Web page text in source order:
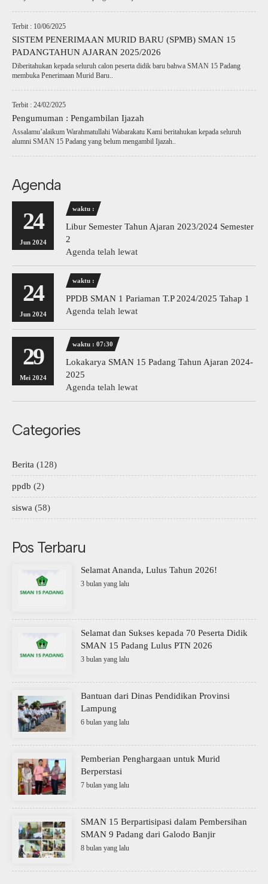
Terbit : 10/06/2025
SISTEM PENERIMAAN MURID BARU (SPMB) SMAN 15
PADANGTAHUN AJARAN 2025/2026
Diberitahukan kepada seluruh calon peserta didik baru bahwa SMAN 15 Padang
membuka Penerimaan Murid Baru..
Terbit : 24/02/2025
Pengumuman : Pengambilan Ijazah
Assalamu’alaikum Warahmatullahi Wabarakatu Kami beritahukan kepada seluruh
alumni SMAN 15 Padang yang belum mengambil Ijazah..
Agenda
24
Jun 2024
waktu :
Libur Semester Tahun Ajaran 2023/2024 Semester
2
Agenda telah lewat
24
Jun 2024
waktu :
PPDB SMAN 1 Pariaman T.P 2024/2025 Tahap 1
Agenda telah lewat
29
Mei 2024
waktu : 07:30
Lokakarya SMAN 15 Padang Tahun Ajaran 2024-
2025
Agenda telah lewat
Categories
Berita (128)
ppdb (2)
siswa (58)
Pos Terbaru
Selamat Ananda, Lulus Tahun 2026!
3 bulan yang lalu
Selamat dan Sukses kepada 70 Peserta Didik
SMAN 15 Padang Lulus PTN 2026
3 bulan yang lalu
Bantuan dari Dinas Pendidikan Provinsi
Lampung
6 bulan yang lalu
Pemberian Penghargaan untuk Murid
Berperstasi
7 bulan yang lalu
SMAN 15 Berpartisipasi dalam Pembersihan
SMAN 9 Padang dari Galodo Banjir
8 bulan yang lalu